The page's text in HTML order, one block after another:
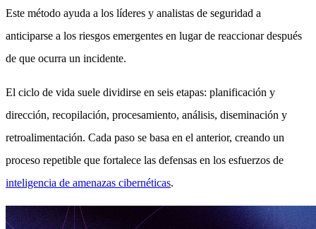
Este método ayuda a los líderes y analistas de seguridad a
anticiparse a los riesgos emergentes en lugar de reaccionar después
de que ocurra un incidente.
El ciclo de vida suele dividirse en seis etapas: planificación y
dirección, recopilación, procesamiento, análisis, diseminación y
retroalimentación. Cada paso se basa en el anterior, creando un
proceso repetible que fortalece las defensas en los esfuerzos de
inteligencia de amenazas cibernéticas.